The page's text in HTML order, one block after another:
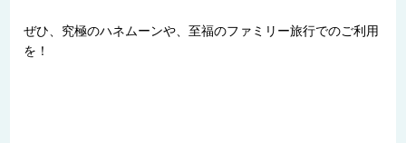
ぜひ、究極のハネムーンや、至福のファミリー旅行でのご利用
を！